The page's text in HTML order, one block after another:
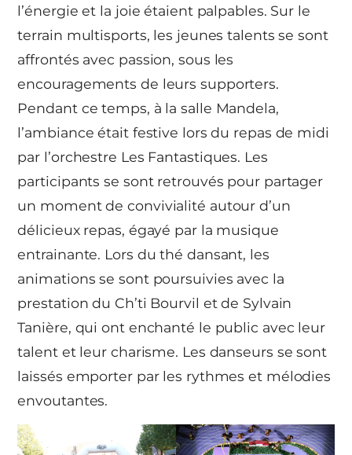
l’énergie et la joie étaient palpables. Sur le
terrain multisports, les jeunes talents se sont
affrontés avec passion, sous les
encouragements de leurs supporters.
Pendant ce temps, à la salle Mandela,
l’ambiance était festive lors du repas de midi
par l’orchestre Les Fantastiques. Les
participants se sont retrouvés pour partager
un moment de convivialité autour d’un
délicieux repas, égayé par la musique
entrainante. Lors du thé dansant, les
animations se sont poursuivies avec la
prestation du Ch’ti Bourvil et de Sylvain
Tanière, qui ont enchanté le public avec leur
talent et leur charisme. Les danseurs se sont
laissés emporter par les rythmes et mélodies
envoutantes.